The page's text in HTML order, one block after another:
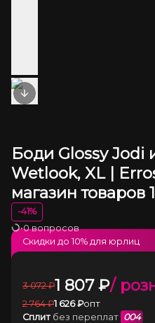
Next slide
Боди Glossy Jodi
Wetlook, XL |
магазин товаров
-41%
Загрузка
•0 вопросов
3 072 ₽1 807₽/
2 764 ₽1 626₽опт
Сплит без переплат 004
Скидки до 10% для юрлиц